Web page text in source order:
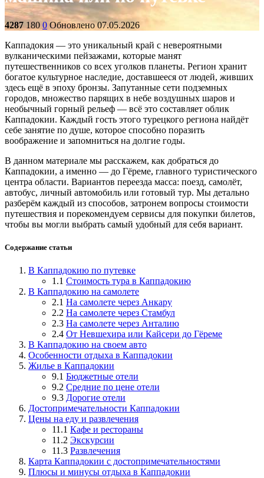
4287 180 0 Обновлено 07.05.2026
Каппадокия — это уникальный край с невероятными
вулканическими пейзажами, которые манят
путешественников со всех уголков планеты. Регион хранит
богатое культурное наследие, доставшееся от людей, живших
здесь ещё в эпоху бронзы. Запутанные сети подземных
городов, множество парящих в небе воздушных шаров и
необычный горный рельеф — всё это составляет облик
Каппадокии. Каждый гость этого турецкого региона найдёт
себе занятие по душе, которое способно поразить
воображение и запомниться на долгие годы.
В данном материале мы расскажем, как добраться до
Каппадокии, а именно — до Гёреме, главного туристического
центра области. Вариантов переезда масса: поезд, самолёт,
автобус, личный автомобиль или готовый тур. Мы детально
разберём каждый из способов, затронем вопросы стоимости
путешествия и порекомендуем сервисы для покупки билетов,
чтобы вы могли выбрать самый удобный для себя вариант.
Содержание статьи
В Каппадокию по путевке
1.1 Стоимость тура в Каппадокию
В Каппадокию на самолете
2.1 На самолете через Анкару
2.2 На самолете через Стамбул
2.3 На самолете через Анталию
2.4 От Невшехира или Кайсери до Гёреме
В Каппадокию на своем авто
Особенности отдыха в Каппадокии
Жилье в Каппадокии
9.1 Бюджетные отели
9.2 Средние по цене отели
9.3 Дорогие отели
Достопримечательности Каппадокии
Цены на еду и развлечения
11.1 Кафе и рестораны
11.2 Экскурсии
11.3 Развлечения
Карта Каппадокии с достопримечательностями
Плюсы и минусы отдыха в Каппадокии